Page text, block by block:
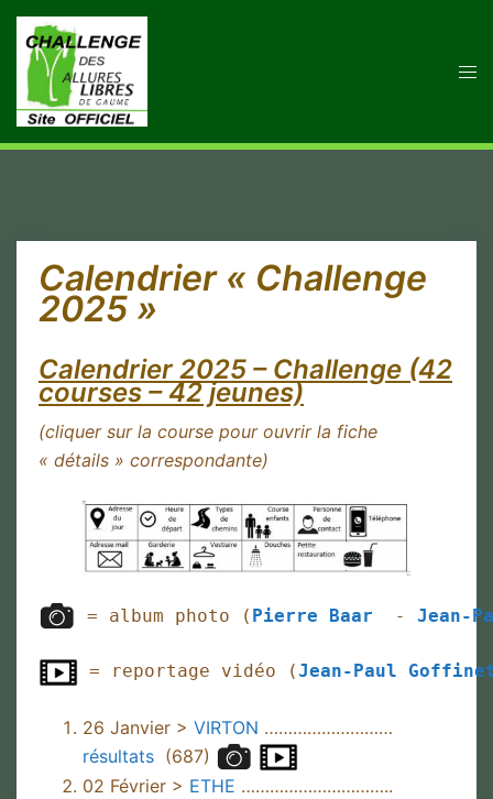
Aller
contenu
Calendrier « Challenge
2025 »
Calendrier 2025 – Challenge (42
courses – 42 jeunes)
(cliquer sur la course pour ouvrir la fiche
« détails » correspondante)
= album photo ( Pierre Baar - Jean-
= reportage vidéo (Jean-Paul
26 Janvier > VIRTON ………………………
résultats (687)
02 Février > ETHE …………………………..